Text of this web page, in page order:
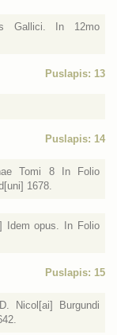
Gallici. In 12mo
Puslapis: 13
Puslapis: 14
Tomi 8 In Folio
1678.
Idem opus. In Folio
Puslapis: 15
Nicol[ai] Burgundi